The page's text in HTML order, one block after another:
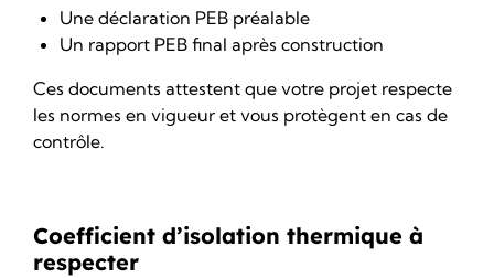
Une déclaration PEB préalable
Un rapport PEB final après construction
Ces documents attestent que votre projet respecte
les normes en vigueur et vous protègent en cas de
contrôle.
Coefficient d’isolation thermique à
respecter